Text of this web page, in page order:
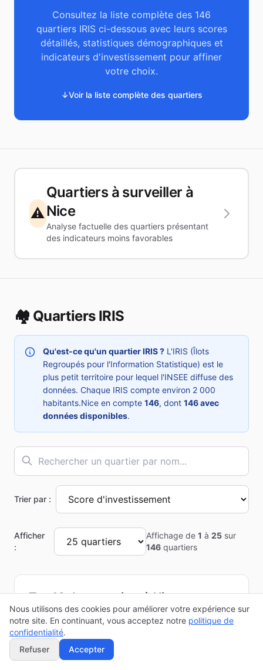
Consultez la liste complète des 146
quartiers IRIS ci-dessous avec leurs scores
détaillés, statistiques démographiques et
indicateurs d'investissement pour affiner
votre choix.
↓Voir la liste complète des quartiers
⚠️
Quartiers à surveiller à
Nice
Analyse factuelle des quartiers présentant
des indicateurs moins favorables
🏘️ Quartiers IRIS
Qu'est-ce qu'un quartier IRIS ? L'IRIS (Îlots
Regroupés pour l'Information Statistique) est le
plus petit territoire pour lequel l'INSEE diffuse des
données. Chaque IRIS compte environ 2 000
habitants.Nice en compte 146, dont 146avec
données disponibles.
Trier par :
Afficher
:
Affichage de 1 à 25 sur
146 quartiers
Top 10 des quartiers àNice
Classement basé sur le score d'investissement
calculé à partir des données INSEE
Saint-Jean d'Angély
Nous utilisons des cookies pour améliorer votre expérience sur
notre site. En continuant, vous acceptez notre politique de
confidentialité.
Refuser
Accepter